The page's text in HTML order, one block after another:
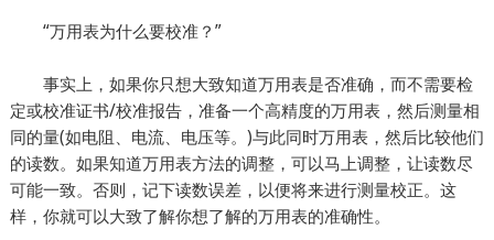
“万用表为什么要校准？”
事实上，如果你只想大致知道万用表是否准确，而不需要检
定或校准证书/校准报告，准备一个高精度的万用表，然后测量相
同的量(如电阻、电流、电压等。)与此同时万用表，然后比较他们
的读数。如果知道万用表方法的调整，可以马上调整，让读数尽
可能一致。否则，记下读数误差，以便将来进行测量校正。这
样，你就可以大致了解你想了解的万用表的准确性。